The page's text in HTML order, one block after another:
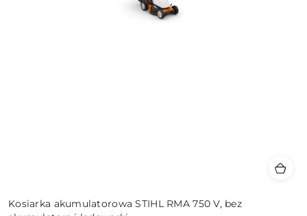
Kosiarka akumulatorowa STIHL RMA 750 V, bez